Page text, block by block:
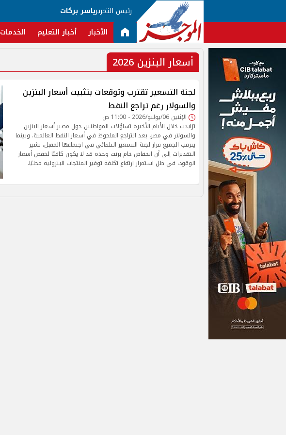
رئيس التحريرياسر بركات
الأخبار أخبار التعليم الخدمات
أسعار البنزين 2026
لجنة التسعير تقترب وتوقعات بتثبيت أسعار البنزين
والسولار رغم تراجع النفط
الإثنين 06/يوليو/2026 - 11:00 ص
تزايدت خلال الأيام الأخيرة تساؤلات المواطنين حول مصير أسعار البنزين
والسولار في مصر، بعد التراجع الملحوظ في أسعار النفط العالمية. وبينما
يترقب الجميع قرار لجنة التسعير التلقائي في اجتماعها المقبل، تشير
التقديرات إلى أن انخفاض خام برنت وحده قد لا يكون كافيًا لخفض أسعار
الوقود، في ظل استمرار ارتفاع تكلفة توفير المنتجات البترولية محليًا.